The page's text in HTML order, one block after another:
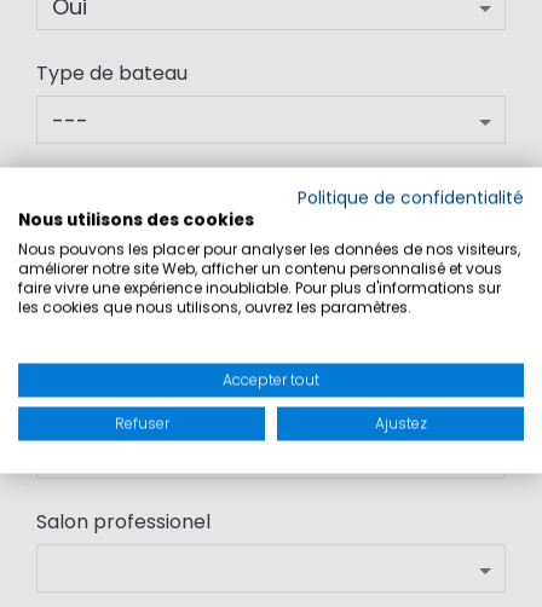
Type de bateau
J´ai pris connaissance de Marinepool
grâce à
Publicité
Article
Salon professionel
Politique de confidentialité
Nous utilisons des cookies
Nous pouvons les placer pour analyser les données de nos visiteurs,
améliorer notre site Web, afficher un contenu personnalisé et vous
faire vivre une expérience inoubliable. Pour plus d'informations sur
les cookies que nous utilisons, ouvrez les paramètres.
Accepter tout
Refuser Ajustez